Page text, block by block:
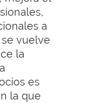
a
vuelve
la
es
la que